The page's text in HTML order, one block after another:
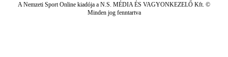
A Nemzeti Sport Online kiadója a N.S. MÉDIA ÉS VAGYONKEZELŐ Kft. ©
Minden jog fenntartva